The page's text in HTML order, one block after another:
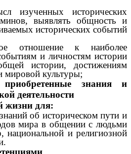
изученных исторических
выявлять общность и
исторических событий
отношение к наиболее
и личностям истории
истории, достижениям
мировой культуры;
приобретенные знания и
деятельности
жизни для:
об историческом пути и
мира в общении с людьми
национальной и религиозной